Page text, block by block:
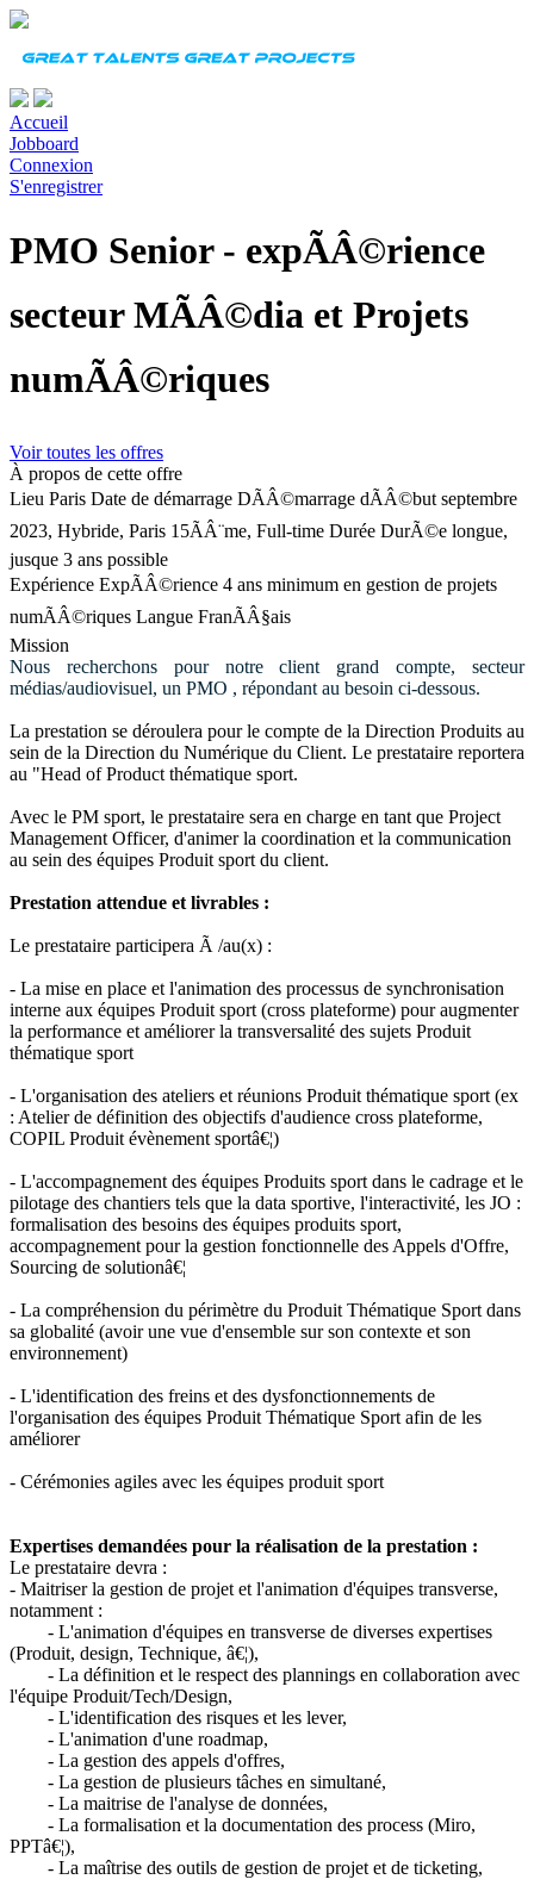
Accueil
Jobboard
Connexion
S'enregistrer
PMO Senior - expÃÂ©rience
secteur MÃÂ©dia et Projets
numÃÂ©riques
Voir toutes les offres
À propos de cette offre
Lieu Paris Date de démarrage DÃÂ©marrage dÃÂ©but septembre
2023, Hybride, Paris 15ÃÂ¨me, Full-time Durée DurÃ©e longue,
jusque 3 ans possible
Expérience ExpÃÂ©rience 4 ans minimum en gestion de projets
numÃÂ©riques Langue FranÃÂ§ais
Mission
Nous recherchons pour notre client grand compte, secteur
médias/audiovisuel, un PMO , répondant au besoin ci-dessous.
La prestation se déroulera pour le compte de la Direction Produits au
sein de la Direction du Numérique du Client. Le prestataire reportera
au "Head of Product thématique sport.
Avec le PM sport, le prestataire sera en charge en tant que Project
Management Officer, d'animer la coordination et la communication
au sein des équipes Produit sport du client.
Prestation attendue et livrables :
Le prestataire participera Ã /au(x) :
- La mise en place et l'animation des processus de synchronisation
interne aux équipes Produit sport (cross plateforme) pour augmenter
la performance et améliorer la transversalité des sujets Produit
thématique sport
- L'organisation des ateliers et réunions Produit thématique sport (ex
: Atelier de définition des objectifs d'audience cross plateforme,
COPIL Produit évènement sportâ€¦)
- L'accompagnement des équipes Produits sport dans le cadrage et le
pilotage des chantiers tels que la data sportive, l'interactivité, les JO :
formalisation des besoins des équipes produits sport,
accompagnement pour la gestion fonctionnelle des Appels d'Offre,
Sourcing de solutionâ€¦
- La compréhension du périmètre du Produit Thématique Sport dans
sa globalité (avoir une vue d'ensemble sur son contexte et son
environnement)
- L'identification des freins et des dysfonctionnements de
l'organisation des équipes Produit Thématique Sport afin de les
améliorer
- Cérémonies agiles avec les équipes produit sport
Expertises demandées pour la réalisation de la prestation :
Le prestataire devra :
- Maitriser la gestion de projet et l'animation d'équipes transverse,
notamment :
- L'animation d'équipes en transverse de diverses expertises
(Produit, design, Technique, â€¦),
- La définition et le respect des plannings en collaboration avec
l'équipe Produit/Tech/Design,
- L'identification des risques et les lever,
- L'animation d'une roadmap,
- La gestion des appels d'offres,
- La gestion de plusieurs tâches en simultané,
- La maitrise de l'analyse de données,
- La formalisation et la documentation des process (Miro,
PPTâ€¦),
- La maîtrise des outils de gestion de projet et de ticketing,